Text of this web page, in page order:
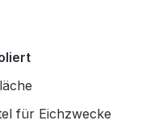
für Eichzwecke